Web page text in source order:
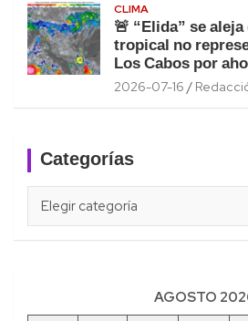
CLIMA
🚨 “Elida” se
tropical no
Los Cabos por
2026-07-16
Categorías
AGOSTO